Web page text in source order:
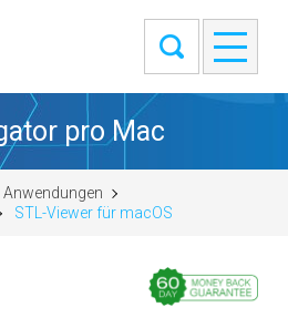
pro Mac
Anwendungen
STL-Viewer für macOS